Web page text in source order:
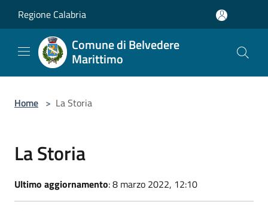
Regione Calabria
Comune di Belvedere
Marittimo
Home > La Storia
La Storia
Ultimo aggiornamento: 8 marzo 2022, 12:10